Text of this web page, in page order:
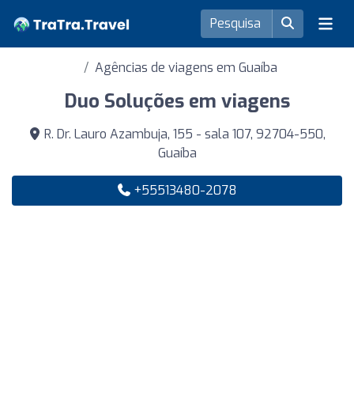
Agências de viagens em Guaíba
Duo Soluções em viagens
R. Dr. Lauro Azambuja, 155 - sala 107, 92704-550,
Guaíba
+55513480-2078